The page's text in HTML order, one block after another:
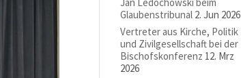
Glaubenstribunal 2. Jun 2026
Vertreter aus Kirche, Politik
und Zivilgesellschaft bei der
Bischofskonferenz 12. Mrz
2026